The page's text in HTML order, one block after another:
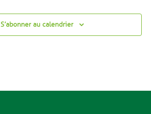
S’abonner au calendrier